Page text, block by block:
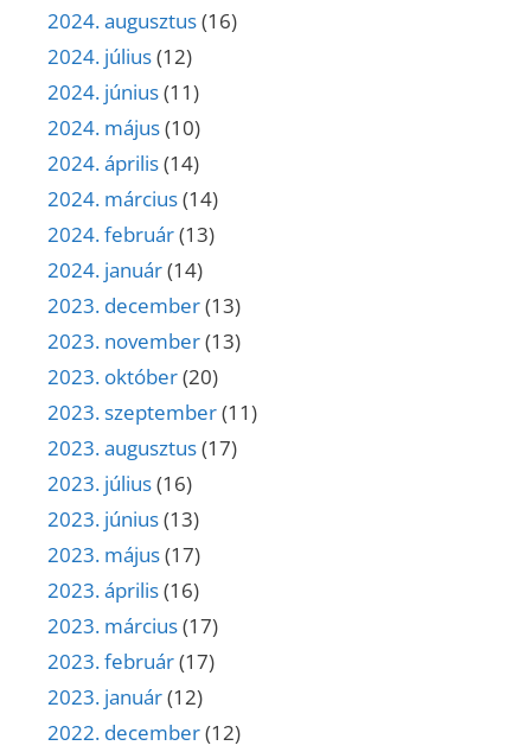
2024. augusztus(16)
2024. július(12)
2024. június(11)
2024. május(10)
2024. április(14)
2024. március(14)
2024. február(13)
2024. január(14)
2023. december(13)
2023. november(13)
2023. október(20)
2023. szeptember(11)
2023. augusztus(17)
2023. július(16)
2023. június(13)
2023. május(17)
2023. április(16)
2023. március(17)
2023. február(17)
2023. január(12)
2022. december(12)